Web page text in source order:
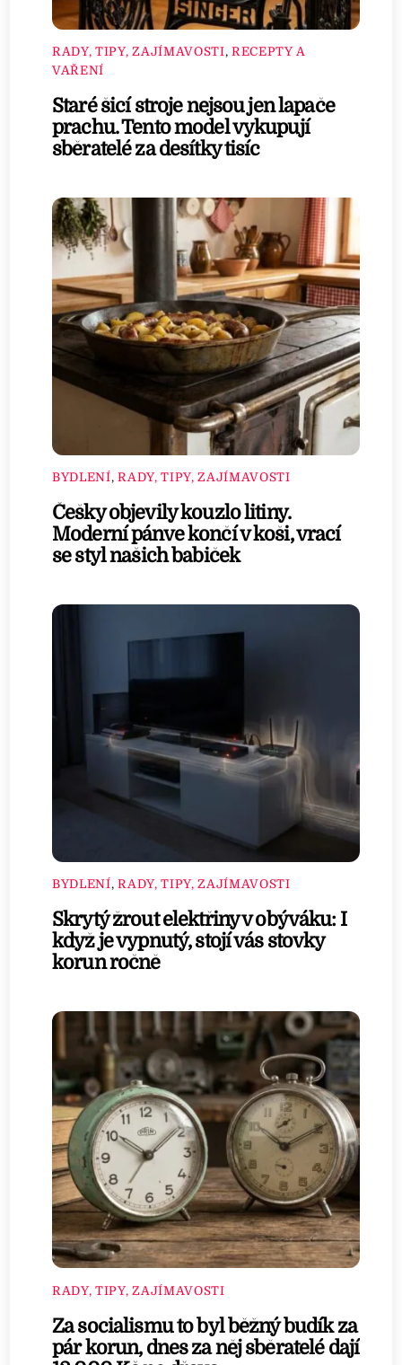
RADY, TIPY, ZAJÍMAVOSTI, RECEPTY A
VAŘENÍ
Staré šicí stroje nejsou jen lapače
prachu. Tento model vykupují
sběratelé za desítky tisíc
BYDLENÍ,RADY, TIPY, ZAJÍMAVOSTI
Češky objevily kouzlo litiny.
Moderní pánve končí v koši, vrací
se styl našich babiček
BYDLENÍ,RADY, TIPY, ZAJÍMAVOSTI
Skrytý žrout elektřiny v obýváku: I
když je vypnutý, stojí vás stovky
korun ročně
RADY, TIPY, ZAJÍMAVOSTI
Za socialismu to byl běžný budík za
pár korun, dnes za něj sběratelé dají